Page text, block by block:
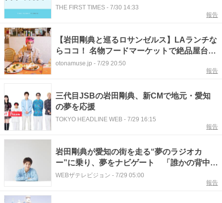
開！キャラクターとのツーショットも「笑顔
の破壊力」「少年みたいに楽しんでる」「カ
THE FIRST TIMES - 7/30 14:33
報告
【岩田剛典と巡るロサンゼルス】LAランチな
らココ！ 名物フードマーケットで絶品屋台グ
ルメを堪能
otonamuse.jp - 7/29 20:50
報告
三代目JSBの岩田剛典、新CMで地元・愛知
の夢を応援
TOKYO HEADLINE WEB - 7/29 16:15
報告
岩田剛典が愛知の街を走る“夢のラジオカ
ー”に乗り、夢をナビゲート 「誰かの背中を
そっと押せる景色を届けられたら嬉しい」
WEBザテレビジョン - 7/29 05:00
報告